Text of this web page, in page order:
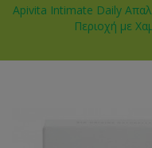
Apivita Intimate Daily
Περιοχή με